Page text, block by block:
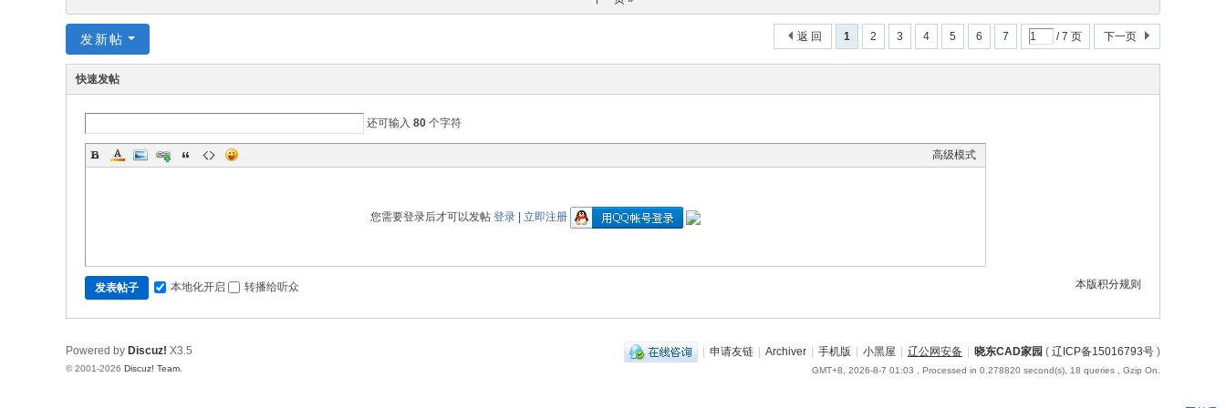
1 2 3 4 5 6 7 / 7 页 下一页
返 回
发新帖
快速发帖
还可输入 80 个字符
高级模式
您需要登录后才可以发帖 登录 立即注册
本版积分规则
发表帖子 本地化开启 转播给听众
| 申请友链 | Archiver | 手机版 | 小黑屋 | 辽公网安备 | 晓东CAD家园 ( 辽ICP备15016793号 )
GMT+8, 2026-8-7 01:03 , Processed in 0.278820 second(s), 18 queries , Gzip On.
Powered by Discuz! X3.5
© 2001-2026 Discuz! Team